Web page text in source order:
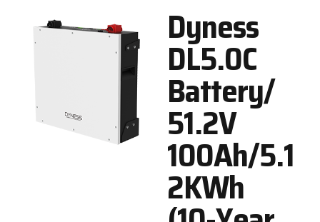
Dyness
DL5.0C
Battery/
51.2V
100Ah/5.1
2KWh